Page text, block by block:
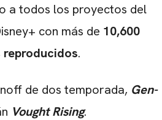
a todos los proyectos del
con más de 10,600
.
de dos temporada, Gen-
Vought Rising.